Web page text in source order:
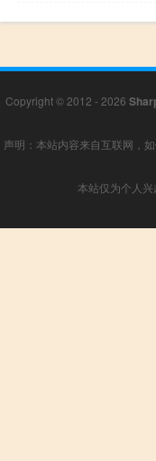
Copyright © 2012 - 2026
声明：本站内容来自互联网，
本站仅为个人